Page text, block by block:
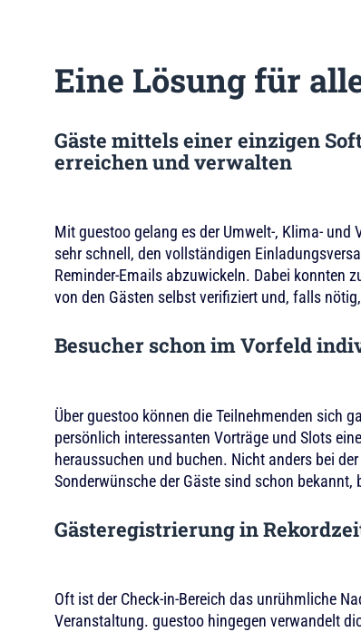
Eine Lösung für
Gäste mittels einer einzigen
erreichen und verwalten
Mit guestoo gelang es der Umwelt-, Klima- und
sehr schnell, den vollständigen
Reminder-Emails abzuwickeln. Dabei konnten
von den Gästen selbst verifiziert und, falls
Besucher schon im Vorfeld
Über guestoo können die Teilnehmenden sich
persönlich interessanten Vorträge und Slots
heraussuchen und buchen. Nicht anders bei
Sonderwünsche der Gäste sind schon bekannt,
Gästeregistrierung in
Oft ist der Check-in-Bereich das unrühmliche
Veranstaltung. guestoo hingegen verwandelt